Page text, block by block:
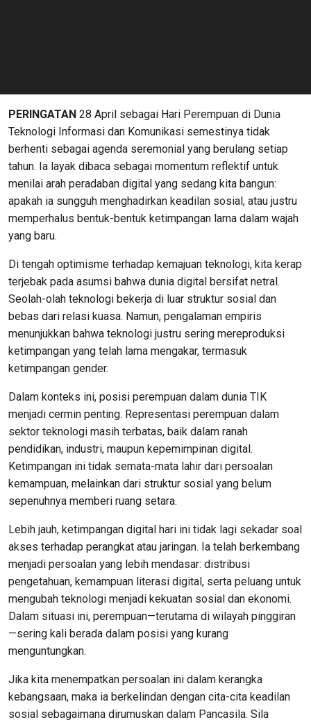
PERINGATAN 28 April sebagai Hari Perempuan di Dunia
Teknologi Informasi dan Komunikasi semestinya tidak
berhenti sebagai agenda seremonial yang berulang setiap
tahun. Ia layak dibaca sebagai momentum reflektif untuk
menilai arah peradaban digital yang sedang kita bangun:
apakah ia sungguh menghadirkan keadilan sosial, atau justru
memperhalus bentuk-bentuk ketimpangan lama dalam wajah
yang baru.
Di tengah optimisme terhadap kemajuan teknologi, kita kerap
terjebak pada asumsi bahwa dunia digital bersifat netral.
Seolah-olah teknologi bekerja di luar struktur sosial dan
bebas dari relasi kuasa. Namun, pengalaman empiris
menunjukkan bahwa teknologi justru sering mereproduksi
ketimpangan yang telah lama mengakar, termasuk
ketimpangan gender.
Dalam konteks ini, posisi perempuan dalam dunia TIK
menjadi cermin penting. Representasi perempuan dalam
sektor teknologi masih terbatas, baik dalam ranah
pendidikan, industri, maupun kepemimpinan digital.
Ketimpangan ini tidak semata-mata lahir dari persoalan
kemampuan, melainkan dari struktur sosial yang belum
sepenuhnya memberi ruang setara.
Lebih jauh, ketimpangan digital hari ini tidak lagi sekadar soal
akses terhadap perangkat atau jaringan. Ia telah berkembang
menjadi persoalan yang lebih mendasar: distribusi
pengetahuan, kemampuan literasi digital, serta peluang untuk
mengubah teknologi menjadi kekuatan sosial dan ekonomi.
Dalam situasi ini, perempuan—terutama di wilayah pinggiran
—sering kali berada dalam posisi yang kurang
menguntungkan.
Jika kita menempatkan persoalan ini dalam kerangka
kebangsaan, maka ia berkelindan dengan cita-cita keadilan
sosial sebagaimana dirumuskan dalam Pancasila. Sila